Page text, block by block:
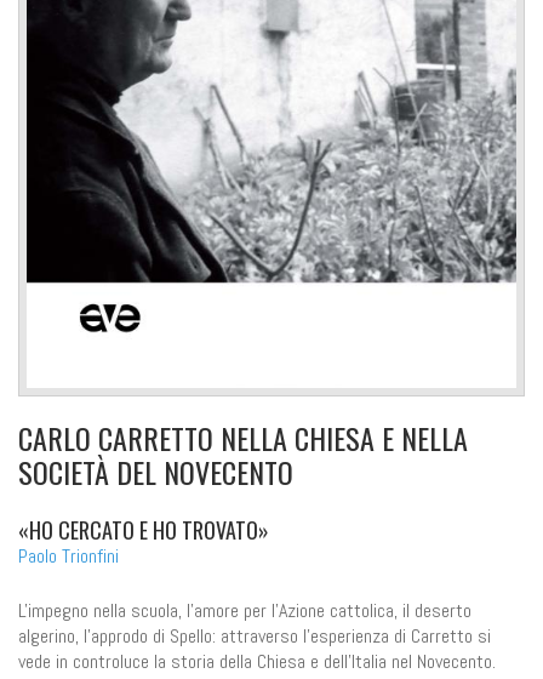
CARLO CARRETTO NELLA CHIESA E NELLA
SOCIETÀ DEL NOVECENTO
«HO CERCATO E HO TROVATO»
Paolo Trionfini
L'impegno nella scuola, l'amore per l'Azione cattolica, il deserto
algerino, l'approdo di Spello: attraverso l'esperienza di Carretto si
vede in controluce la storia della Chiesa e dell'Italia nel Novecento.